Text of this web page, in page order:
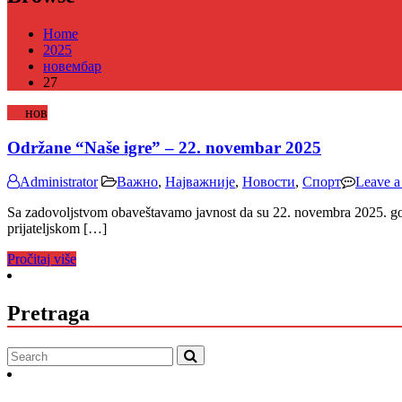
Home
2025
новембар
27
нов
Održane “Naše igre” – 22. novembar 2025
Administrator Важно, Најважније, Новости, Спорт Leave
Sa zadovoljstvom obaveštavamo javnost da su 22. novembra
prijateljskom […]
Pročitaj više
Pretraga